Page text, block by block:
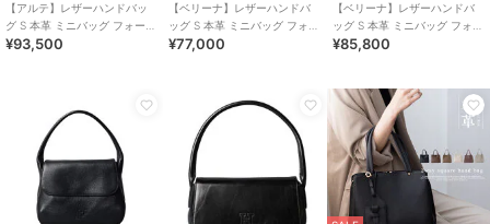
【アルテ】レザーハンドバッ
グ S 本革 ミニバッグ フォーマ
ルバッグ（商品番号：P25－
¥93,500
【ベリーナ】レザーハンドバ
ッグ S 本革 ミニバッグ フォー
マルバッグ（商品番号：P25-
¥77,000
【ベリーナ】レザーハンドバ
ッグ S 本革 ミニバッグ フォー
マルバッグ（商品番号：P25-
¥85,800